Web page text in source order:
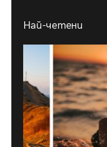
Най-четени